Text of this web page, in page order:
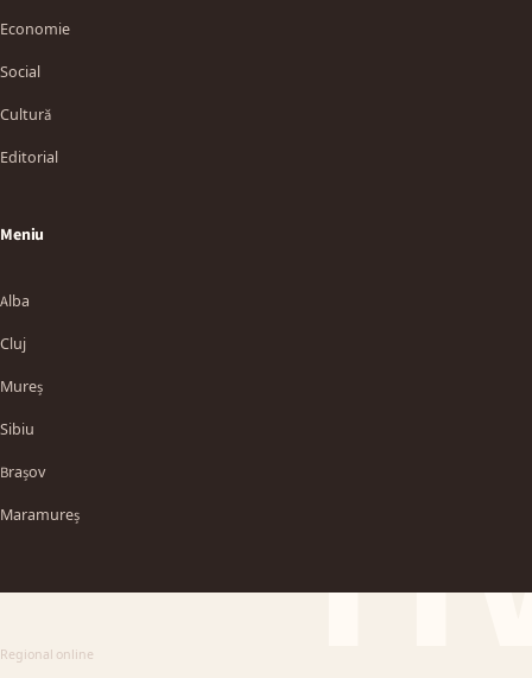
Economie
Social
Cultură
Editorial
Meniu
Alba
Cluj
Mureș
Sibiu
Brașov
Maramureș
Regional online